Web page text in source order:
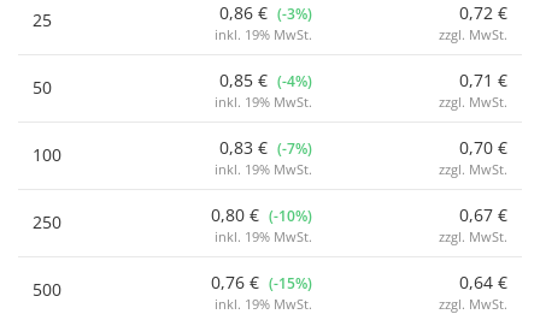
25 0,86 € (-3%)
inkl. 19% MwSt.
0,72 €
zzgl. MwSt.
50 0,85 € (-4%)
inkl. 19% MwSt.
0,71 €
zzgl. MwSt.
100 0,83 € (-7%)
inkl. 19% MwSt.
0,70 €
zzgl. MwSt.
250 0,80 € (-10%)
inkl. 19% MwSt.
0,67 €
zzgl. MwSt.
500 0,76 € (-15%)
inkl. 19% MwSt.
0,64 €
zzgl. MwSt.